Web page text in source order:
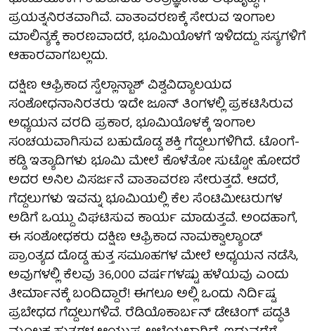
ಪ್ರಯತ್ನನಿರತವಾಗಿವೆ. ವಾತಾವರಣಕ್ಕೆ ಸೇರುವ ಇಂಗಾಲ
ಮಾಲಿನ್ಯಕ್ಕೆ ಕಾರಣವಾದರೆ, ಭೂಮಿಯೊಳಗೆ ಇಳಿದದ್ದು ಸಸ್ಯಗಳಿಗೆ
ಆಹಾರವಾಗಬಲ್ಲದು.
ದಕ್ಷಿಣ ಆಫ್ರಿಕಾದ ಸ್ಟೆಲ್ಲಾನ್ಬಾಶ್ ವಿಶ್ವವಿದ್ಯಾಲಯದ
ಸಂಶೋಧನಾನಿರತರು ಇದೇ ಜೂನ್ ತಿಂಗಳಲ್ಲಿ ಪ್ರಕಟಿಸಿರುವ
ಅಧ್ಯಯನ ವರದಿ ಪ್ರಕಾರ, ಭೂಮಿಯೊಳಕ್ಕೆ ಇಂಗಾಲ
ಸಂಚಯವಾಗಿಸುವ ಬಹುದೊಡ್ಡ ಶಕ್ತಿ ಗೆದ್ದಲುಗಳಿಗಿದೆ. ಟೊಂಗೆ-
ಕಡ್ಡಿ ಇತ್ಯಾದಿಗಳು ಭೂಮಿ ಮೇಲೆ ಕೊಳೆತೋ ಸುಟ್ಟೋ ಹೋದರೆ
ಅದರ ಅನಿಲ ವಿಸರ್ಜನೆ ವಾತಾವರಣ ಸೇರುತ್ತದೆ. ಆದರೆ,
ಗೆದ್ದಲುಗಳು ಇವನ್ನು ಭೂಮಿಯಲ್ಲಿ ಕೆಲ ಸೆಂಟಿಮೀಟರುಗಳ
ಅಡಿಗೆ ಒಯ್ದು ವಿಘಟಿಸುವ ಕಾರ್ಯ ಮಾಡುತ್ತವೆ. ಅಂದಹಾಗೆ,
ಈ ಸಂಶೋಧಕರು ದಕ್ಷಿಣ ಆಫ್ರಿಕಾದ ನಾಮಕ್ವಾಲ್ಯಾಂಡ್
ಪ್ರಾಂತ್ಯದ ದೊಡ್ಡ ಹುತ್ತ ಸಮೂಹಗಳ ಮೇಲೆ ಅಧ್ಯಯನ ನಡೆಸಿ,
ಅವುಗಳಲ್ಲಿ ಕೆಲವು 36,000 ವರ್ಷಗಳಷ್ಟು ಹಳೆಯವು ಎಂದು
ತೀರ್ಮಾನಕ್ಕೆ ಬಂದಿದ್ದಾರೆ! ಈಗಲೂ ಅಲ್ಲಿ ಒಂದು ನಿರ್ದಿಷ್ಟ
ಪ್ರಬೇಧದ ಗೆದ್ದಲುಗಳಿವೆ. ರೆಡಿಯೊಕಾರ್ಬನ್ ಡೇಟಿಂಗ್ ಪದ್ಧತಿ